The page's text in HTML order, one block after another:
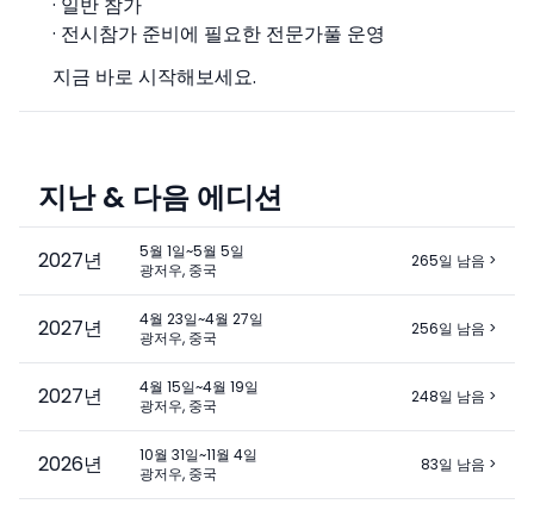
· 전시참가 준비에 필요한 전문가풀 운영
지금 바로 시작해보세요.
지난 & 다음 에디션
2027년
5월 1일~5월 5일
광저우, 중국
265일 남음 >
2027년
4월 23일~4월 27일
광저우, 중국
256일 남음 >
2027년
4월 15일~4월 19일
광저우, 중국
248일 남음 >
2026년
10월 31일~11월 4일
광저우, 중국
83일 남음 >